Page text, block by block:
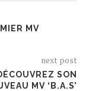
MV
next post
SON
MV ‘B.A.S’